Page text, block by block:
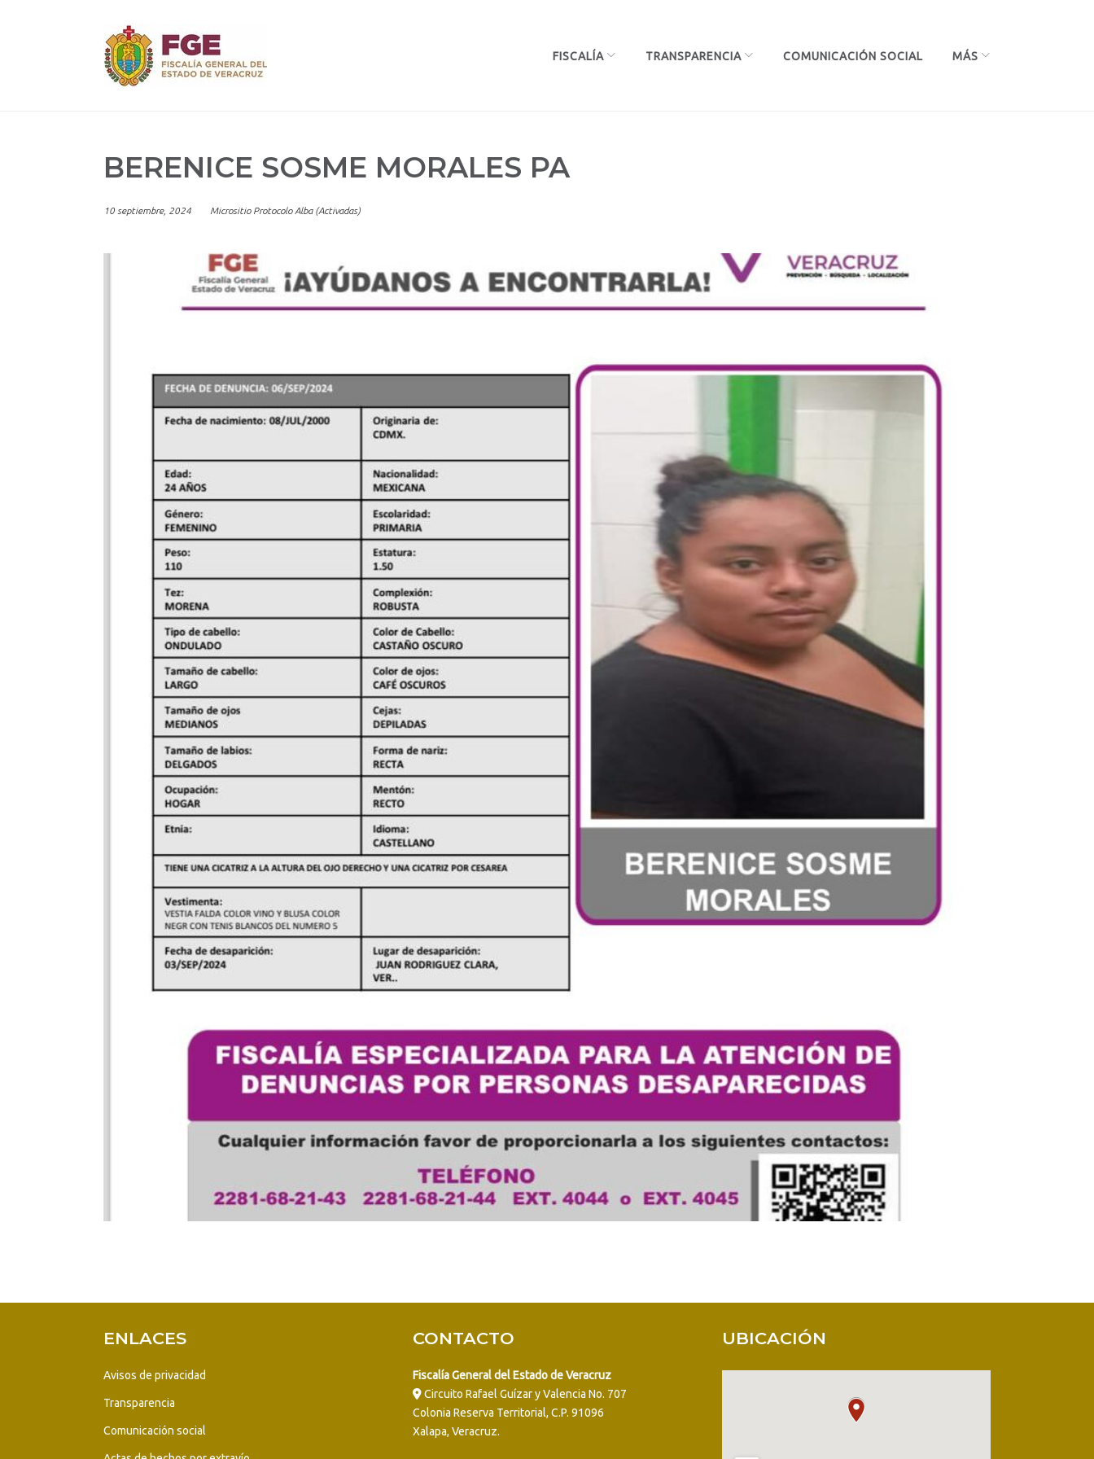
FISCALÍA TRANSPARENCIA COMUNICACIÓN SOCIAL MÁS
BERENICE SOSME MORALES PA
10 septiembre, 2024 Micrositio Protocolo Alba (Activadas)
ENLACES
Avisos de privacidad
Transparencia
Comunicación social
CONTACTO
Fiscalía General del Estado de Veracruz
Circuito Rafael Guízar y Valencia No. 707
Colonia Reserva Territorial, C.P. 91096
Xalapa, Veracruz.
UBICACIÓN